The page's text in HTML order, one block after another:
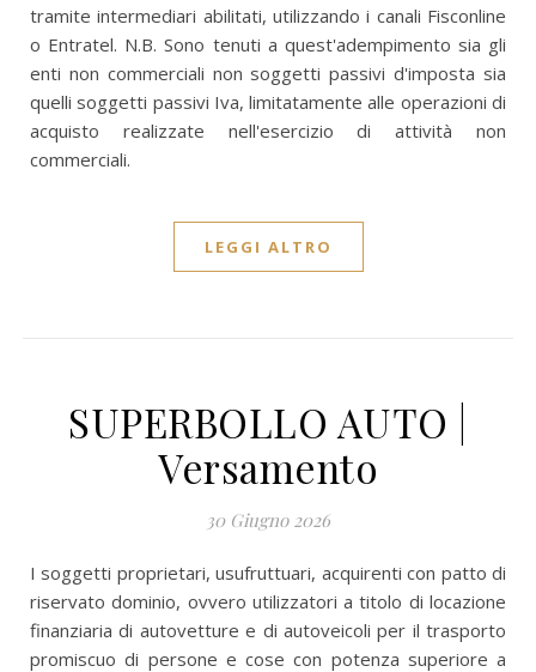
tramite intermediari abilitati, utilizzando i canali Fisconline
o Entratel. N.B. Sono tenuti a quest'adempimento sia gli
enti non commerciali non soggetti passivi d'imposta sia
quelli soggetti passivi Iva, limitatamente alle operazioni di
acquisto realizzate nell'esercizio di attività non
commerciali.
LEGGI ALTRO
SUPERBOLLO AUTO |
Versamento
30 Giugno 2026
I soggetti proprietari, usufruttuari, acquirenti con patto di
riservato dominio, ovvero utilizzatori a titolo di locazione
finanziaria di autovetture e di autoveicoli per il trasporto
promiscuo di persone e cose con potenza superiore a